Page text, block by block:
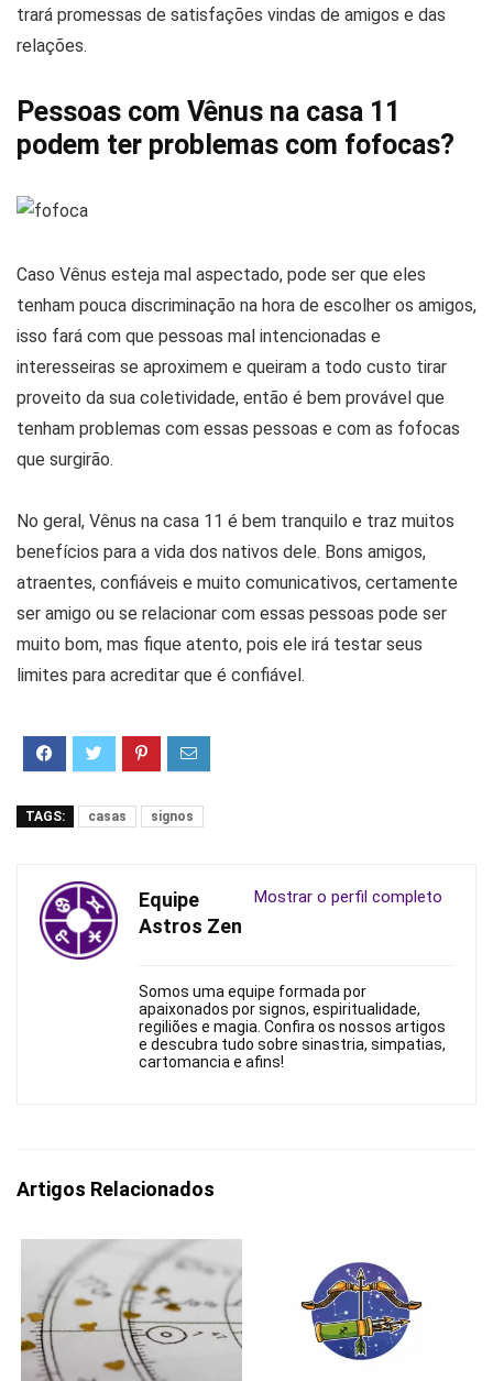
trará promessas de satisfações vindas de amigos e das
relações.
Pessoas com Vênus na casa 11
podem ter problemas com fofocas?
Caso Vênus esteja mal aspectado, pode ser que eles
tenham pouca discriminação na hora de escolher os amigos,
isso fará com que pessoas mal intencionadas e
interesseiras se aproximem e queiram a todo custo tirar
proveito da sua coletividade, então é bem provável que
tenham problemas com essas pessoas e com as fofocas
que surgirão.
No geral, Vênus na casa 11 é bem tranquilo e traz muitos
benefícios para a vida dos nativos dele. Bons amigos,
atraentes, confiáveis e muito comunicativos, certamente
ser amigo ou se relacionar com essas pessoas pode ser
muito bom, mas fique atento, pois ele irá testar seus
limites para acreditar que é confiável.
TAGS: casas signos
Mostrar o perfil completo
Equipe
Astros Zen
Somos uma equipe formada por
apaixonados por signos, espiritualidade,
regiliões e magia. Confira os nossos artigos
e descubra tudo sobre sinastria, simpatias,
cartomancia e afins!
Artigos Relacionados